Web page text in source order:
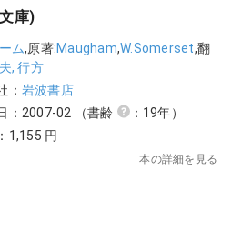
庫)
ム,原著:Maugham,W.Somerset,翻
, 行方
： 岩波書店
：2007-02
（書齢
：19年）
1,155 円
本の詳細を見る